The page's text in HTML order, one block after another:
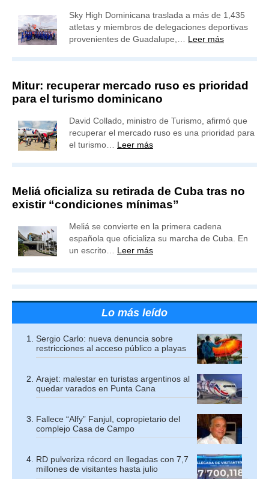
Sky High Dominicana traslada a más de 1,435
atletas y miembros de delegaciones deportivas
provenientes de Guadalupe,… Leer más
Mitur: recuperar mercado ruso es prioridad
para el turismo dominicano
David Collado, ministro de Turismo, afirmó que
recuperar el mercado ruso es una prioridad para
el turismo… Leer más
Meliá oficializa su retirada de Cuba tras no
existir “condiciones mínimas”
Meliá se convierte en la primera cadena
española que oficializa su marcha de Cuba. En
un escrito… Leer más
Lo más leído
Sergio Carlo: nueva denuncia sobre
restricciones al acceso público a playas
Arajet: malestar en turistas argentinos al
quedar varados en Punta Cana
Fallece “Alfy” Fanjul, copropietario del
complejo Casa de Campo
RD pulveriza récord en llegadas con 7,7
millones de visitantes hasta julio